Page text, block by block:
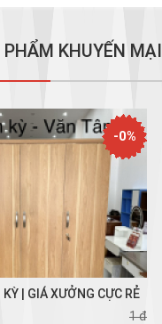
PHẨM KHUYẾN MẠI
| GIÁ XƯỞNG CỰC RẺ
1 đ
-0%